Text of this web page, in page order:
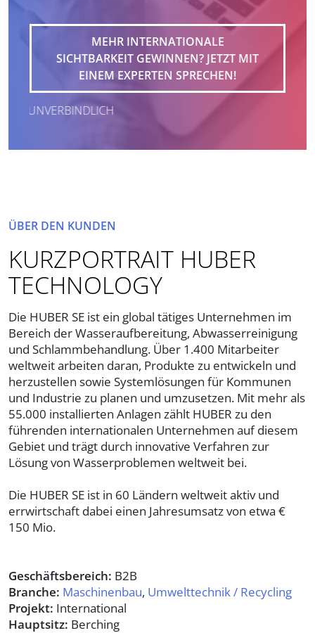
MEHR INTERNATIONALE
SICHTBARKEIT GEWINNEN? JETZT MIT
EINEM EXPERTEN SPRECHEN!
ÜBER DEN KUNDEN
KURZPORTRAIT HUBER
TECHNOLOGY
Die HUBER SE ist ein global tätiges Unternehmen im
Bereich der Wasseraufbereitung, Abwasserreinigung
und Schlammbehandlung. Über 1.400 Mitarbeiter
weltweit arbeiten daran, Produkte zu entwickeln und
herzustellen sowie Systemlösungen für Kommunen
und Industrie zu planen und umzusetzen. Mit mehr als
55.000 installierten Anlagen zählt HUBER zu den
führenden internationalen Unternehmen auf diesem
Gebiet und trägt durch innovative Verfahren zur
Lösung von Wasserproblemen weltweit bei.
Die HUBER SE ist in 60 Ländern weltweit aktiv und
errwirtschaft dabei einen Jahresumsatz von etwa €
150 Mio.
Geschäftsbereich: B2B
Branche: Maschinenbau, Umwelttechnik / Recycling
Projekt: International
Hauptsitz: Berching